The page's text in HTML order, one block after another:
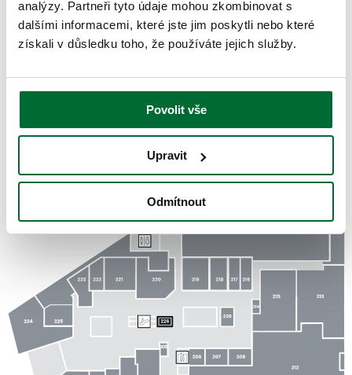
analýzy. Partneři tyto údaje mohou zkombinovat s
dalšími informacemi, které jste jim poskytli nebo které
získali v důsledku toho, že používáte jejich služby.
Povolit vše
Upravit
Odmítnout